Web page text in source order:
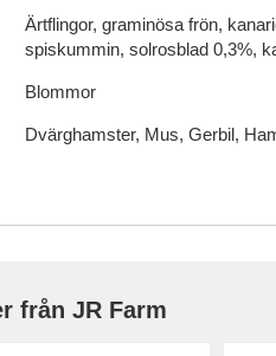
Ärtflingor, graminösa frön,
spiskummin, solrosblad 0,3%,
Blommor
Dvärghamster, Mus, Gerbil,
från JR Farm